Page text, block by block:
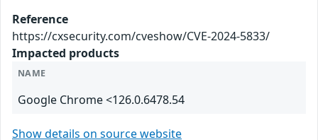
Reference
https://cxsecurity.com/cveshow/CVE-2024-5833/
Impacted products
NAME
Google Chrome <126.0.6478.54
Show details on source website